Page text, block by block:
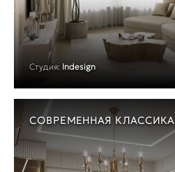
Студия: Indesign
СОВРЕМЕННАЯ КЛАССИКА